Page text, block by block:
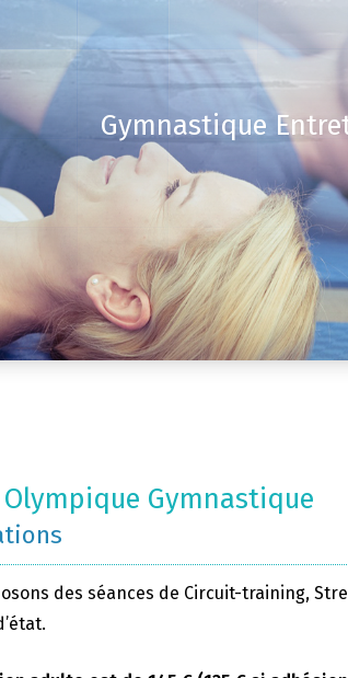
Gymnastique
Gymnastique
des séances de Circuit-training,